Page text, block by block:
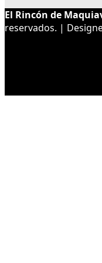
El Rincón de
reservados. |